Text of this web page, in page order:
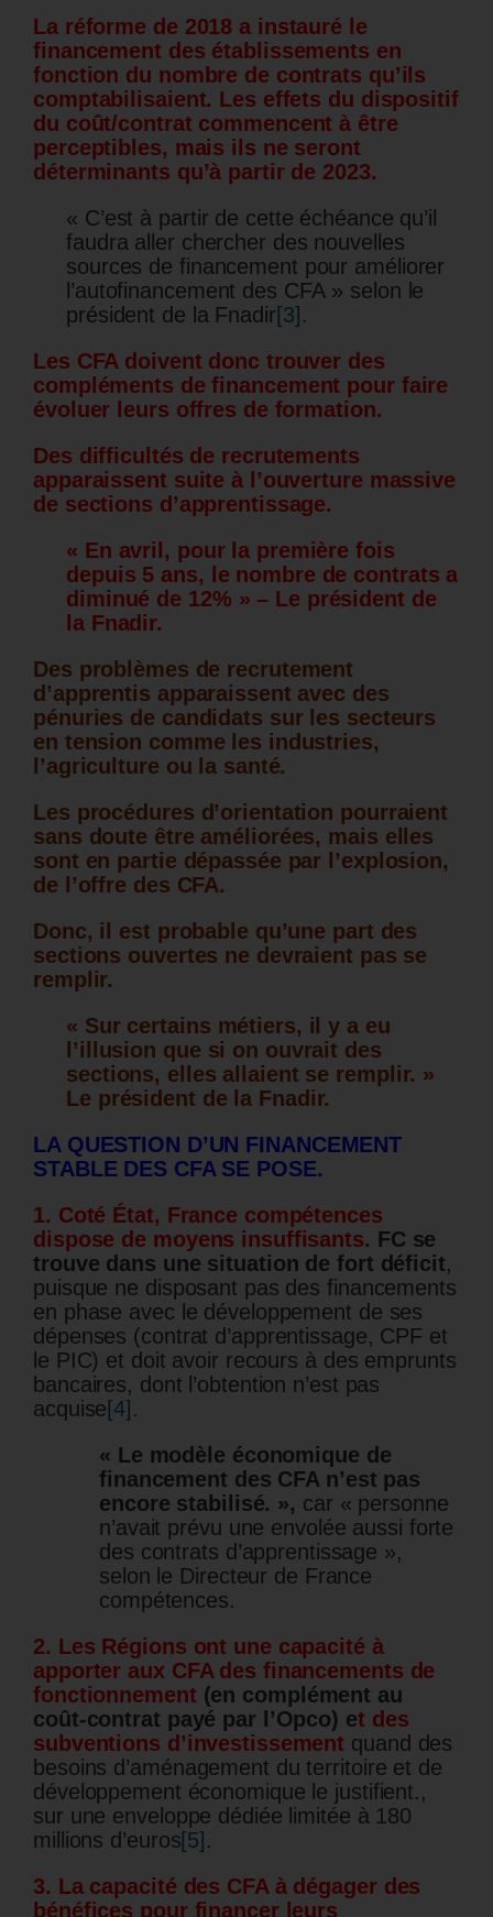
La réforme de 2018 a instauré le
financement des établissements en
fonction du nombre de contrats qu’ils
comptabilisaient. Les effets du dispositif
du coût/contrat commencent à être
perceptibles, mais ils ne seront
déterminants qu’à partir de 2023.
« C’est à partir de cette échéance qu’il
faudra aller chercher des nouvelles
sources de financement pour améliorer
l’autofinancement des CFA » selon le
président de la Fnadir[3] .
Les CFA doivent donc trouver des
compléments de financement pour faire
évoluer leurs offres de formation.
Des difficultés de recrutements
apparaissent suite à l’ouverture massive
de sections d’apprentissage.
« En avril, pour la première fois
depuis 5 ans, le nombre de contrats a
diminué de 12% » – Le président de
la Fnadir.
Des problèmes de recrutement
d’apprentis apparaissent avec des
pénuries de candidats sur les secteurs
en tension comme les industries,
l’agriculture ou la santé.
Les procédures d’orientation pourraient
sans doute être améliorées, mais elles
sont en partie dépassée par l’explosion,
de l’offre des CFA.
Donc, il est probable qu’une part des
sections ouvertes ne devraient pas se
remplir.
« Sur certains métiers, il y a eu
l’illusion que si on ouvrait des
sections, elles allaient se remplir. »
Le président de la Fnadir.
LA QUESTION D’UN FINANCEMENT
STABLE DES CFA SE POSE.
1. Coté État, France compétences
dispose de moyens insuffisants. FC se
trouve dans une situation de fort déficit,
puisque ne disposant pas des financements
en phase avec le développement de ses
dépenses (contrat d’apprentissage, CPF et
le PIC) et doit avoir recours à des emprunts
bancaires, dont l’obtention n’est pas
acquise[4] .
« Le modèle économique de
financement des CFA n’est pas
encore stabilisé. », car « personne
n’avait prévu une envolée aussi forte
des contrats d’apprentissage »,
selon le Directeur de France
compétences.
2. Les Régions ont une capacité à
apporter aux CFA des financements de
fonctionnement (en complément au
coût-contrat payé par l’Opco) et des
subventions d’investissement quand des
besoins d’aménagement du territoire et de
développement économique le justifient.,
sur une enveloppe dédiée limitée à 180
millions d’euros[5] .
3. La capacité des CFA à dégager des
bénéfices pour financer leurs